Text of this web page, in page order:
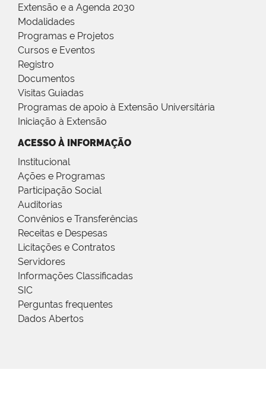
Extensão e a Agenda 2030
Modalidades
Programas e Projetos
Cursos e Eventos
Registro
Documentos
Visitas Guiadas
Programas de apoio à Extensão Universitária
Iniciação à Extensão
ACESSO À INFORMAÇÃO
Institucional
Ações e Programas
Participação Social
Auditorias
Convênios e Transferências
Receitas e Despesas
Licitações e Contratos
Servidores
Informações Classificadas
SIC
Perguntas frequentes
Dados Abertos